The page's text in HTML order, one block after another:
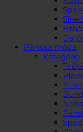
Pánska móda
Kategórie